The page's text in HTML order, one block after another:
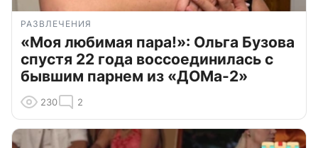
РАЗВЛЕЧЕНИЯ
«Моя любимая пара!»: Ольга Бузова
спустя 22 года воссоединилась с
бывшим парнем из «ДОМа-2»
230 2